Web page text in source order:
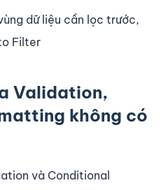
dữ liệu cần lọc trước,
Filter
Validation,
không có
và Conditional